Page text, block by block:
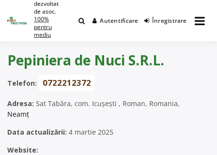
content
dezvoltat
de asoc.
100%
pentru
mediu
Autentificare Înregistrare
Pepiniera de Nuci S.R.L.
Telefon: 0722212372
Adresa: Sat Tabăra, com. Icușești , Roman, Romania,
Neamț
Data actualizării: 4 martie 2025
Website: